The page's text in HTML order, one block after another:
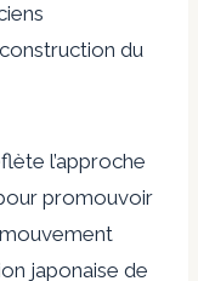
du
l’approche
promouvoir
japonaise de